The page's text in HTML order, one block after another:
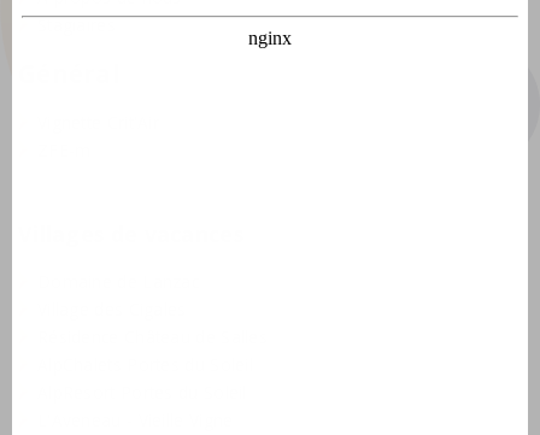
Stagiaires